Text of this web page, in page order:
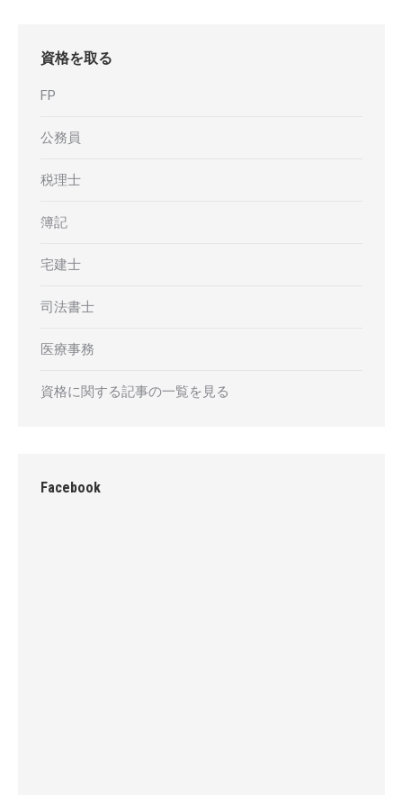
資格を取る
FP
公務員
税理士
簿記
宅建士
司法書士
医療事務
資格に関する記事の一覧を見る
Facebook